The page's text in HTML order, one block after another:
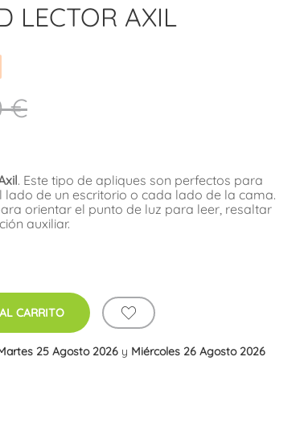
LECTOR AXIL
€
. Este tipo de apliques son perfectos para
de un escritorio o cada lado de la cama.
orientar el punto de luz para leer, resaltar
auxiliar.
CARRITO
25 Agosto 2026 y Miércoles 26 Agosto 2026